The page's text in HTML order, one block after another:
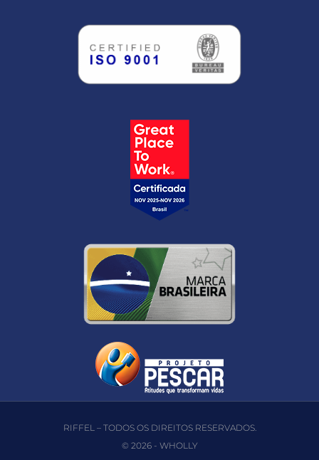
RIFFEL – TODOS OS DIREITOS RESERVADOS.
© 2026 - WHOLLY